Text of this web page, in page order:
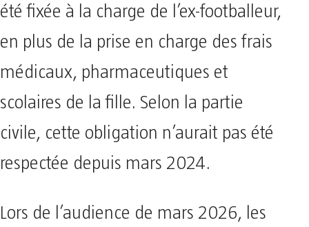
été fixée à la charge de l’ex-footballeur,
en plus de la prise en charge des frais
médicaux, pharmaceutiques et
scolaires de la fille. Selon la partie
civile, cette obligation n’aurait pas été
respectée depuis mars 2024.
Lors de l’audience de mars 2026, les